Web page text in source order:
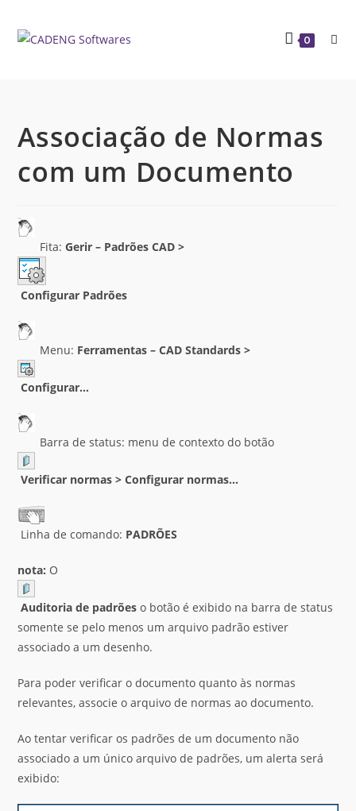
0
Associação de Normas
com um Documento
Fita:Gerir – Padrões CAD >
Configurar Padrões
Menu: Ferramentas – CAD Standards >
Configurar…
Barra de status: menu de contexto do botão
Verificar normas > Configurar normas…
Linha de comando: PADRÕES
nota: O
Auditoria de padrões o botão é exibido na barra de status
somente se pelo menos um arquivo padrão estiver
associado a um desenho.
Para poder verificar o documento quanto às normas
relevantes, associe o arquivo de normas ao documento.
Ao tentar verificar os padrões de um documento não
associado a um único arquivo de padrões, um alerta será
exibido: